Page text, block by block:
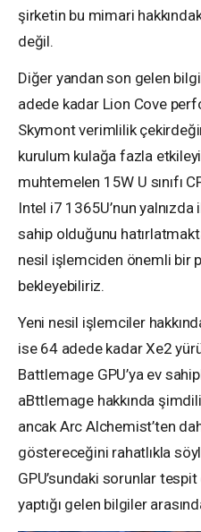
şirketin bu mimari
değil.
Diğer yandan son gelen
adede kadar Lion Cove
Skymont verimlilik
kurulum kulağa fazla
muhtemelen 15W U sınıfı
Intel i7 1365U’nun
sahip olduğunu
nesil işlemciden önemli bir
bekleyebiliriz.
Yeni nesil işlemciler
ise 64 adede kadar Xe2
Battlemage GPU’ya ev
aBttlemage hakkında
ancak Arc Alchemist’ten
göstereceğini rahatlıkla
GPU’sundaki sorunlar
yaptığı gelen bilgiler